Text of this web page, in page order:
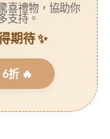
喜禮物，協助你
支持。
期待 ✨
折 🔥